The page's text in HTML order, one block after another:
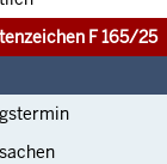
F 165/25